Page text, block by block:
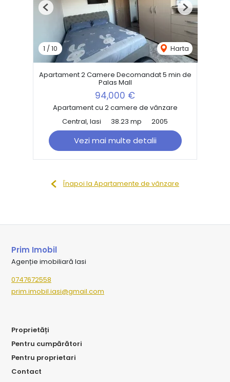
1 /10 Harta
Previous Next
Apartament 2 Camere Decomandat 5 min de
Palas Mall
94,000 €
Apartament cu 2 camere de vânzare
Central, Iasi
38.23 mp 2005
Vezi mai multe detalii
Înapoi la Apartamente de vânzare
Prim Imobil
Agenție imobiliară Iasi
0747672558
prim.imobil.iasi@gmail.com
Proprietăți
Pentru cumpărători
Pentru proprietari
Contact